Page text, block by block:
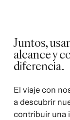
Juntos,
alcance y
diferencia.
El viaje con
a descubrir
contribuir una